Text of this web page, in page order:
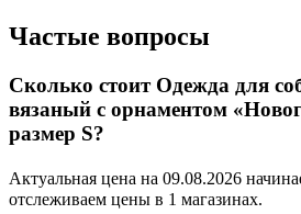
Частые вопросы
Сколько стоит Одежда для
вязаный с орнаментом
размер S?
Актуальная цена на 09.08.2026
отслеживаем цены в 1 магазинах.